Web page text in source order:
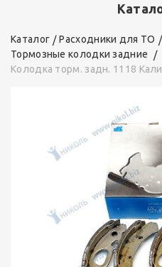
Каталог
Расходники для ТО
Тормозные колодки задние
Колодка торм. задн. 1118